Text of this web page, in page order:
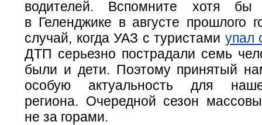
водителей. Вспомните хотя бы
в Геленджике в августе прошлого
случай, когда УАЗ с туристами упал
ДТП серьезно пострадали семь
были и дети. Поэтому принятый
особую актуальность для
региона. Очередной сезон
не за горами.